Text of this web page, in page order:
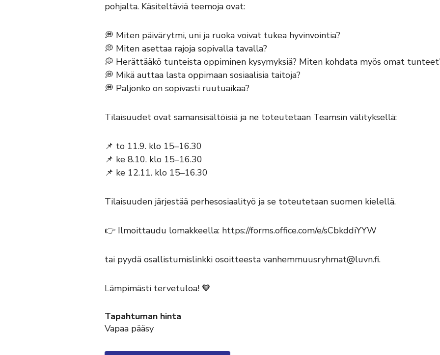
pohjalta. Käsiteltäviä teemoja ovat:
💭 Miten päivärytmi, uni ja ruoka voivat tukea hyvinvointia?
💭 Miten asettaa rajoja sopivalla tavalla?
💭 Herättääkö tunteista oppiminen kysymyksiä? Miten kohdata myös omat
💭 Mikä auttaa lasta oppimaan sosiaalisia taitoja?
💭 Paljonko on sopivasti ruutuaikaa?
Tilaisuudet ovat samansisältöisiä ja ne toteutetaan Teamsin välityksellä:
📌 to 11.9. klo 15–16.30
📌 ke 8.10. klo 15–16.30
📌 ke 12.11. klo 15–16.30
Tilaisuuden järjestää perhesosiaalityö ja se toteutetaan suomen kielellä.
👉 Ilmoittaudu lomakkeella: https://forms.office.com/e/sCbkddiYYW
tai pyydä osallistumislinkki osoitteesta vanhemmuusryhmat@luvn.fi.
Lämpimästi tervetuloa! 🧡
Tapahtuman hinta
Vapaa pääsy